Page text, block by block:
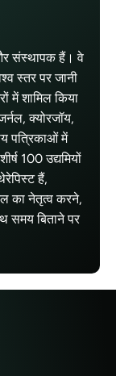
और संस्थापक हैं। वे
स्तर पर जानी
में शामिल किया
क्योरजॉय,
पत्रिकाओं में
100 उद्यमियों
हैं,
का नेतृत्व करने,
समय बिताने पर